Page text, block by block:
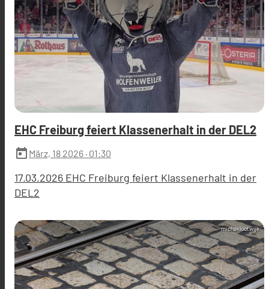
EHC Freiburg feiert Klassenerhalt in der DEL2
today März, 18 2026 · 01:30
17.03.2026 EHC Freiburg feiert Klassenerhalt in der
DEL2
michaklootwijk